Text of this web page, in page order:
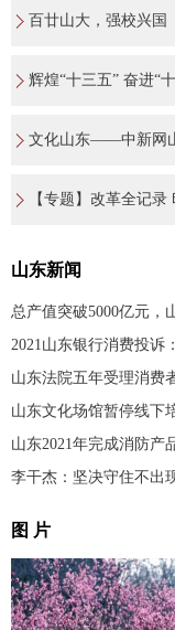
百廿山大，强校兴国
辉煌“十三五” 奋进“
文化山东——中新网
【专题】改革全记录
山东新闻
总产值突破5000亿元，
2021山东银行消费投诉
山东法院五年受理消费
山东文化场馆暂停线下
山东2021年完成消防产
李干杰：坚决守住不出
图 片